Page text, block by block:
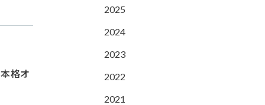
格オ
2025
2024
2023
2022
2021